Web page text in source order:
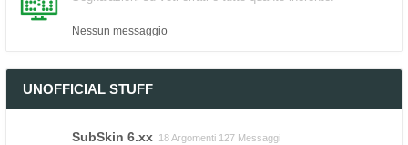
Nessun messaggio
UNOFFICIAL STUFF
SubSkin 6.xx 18 Argomenti 127 Messaggi